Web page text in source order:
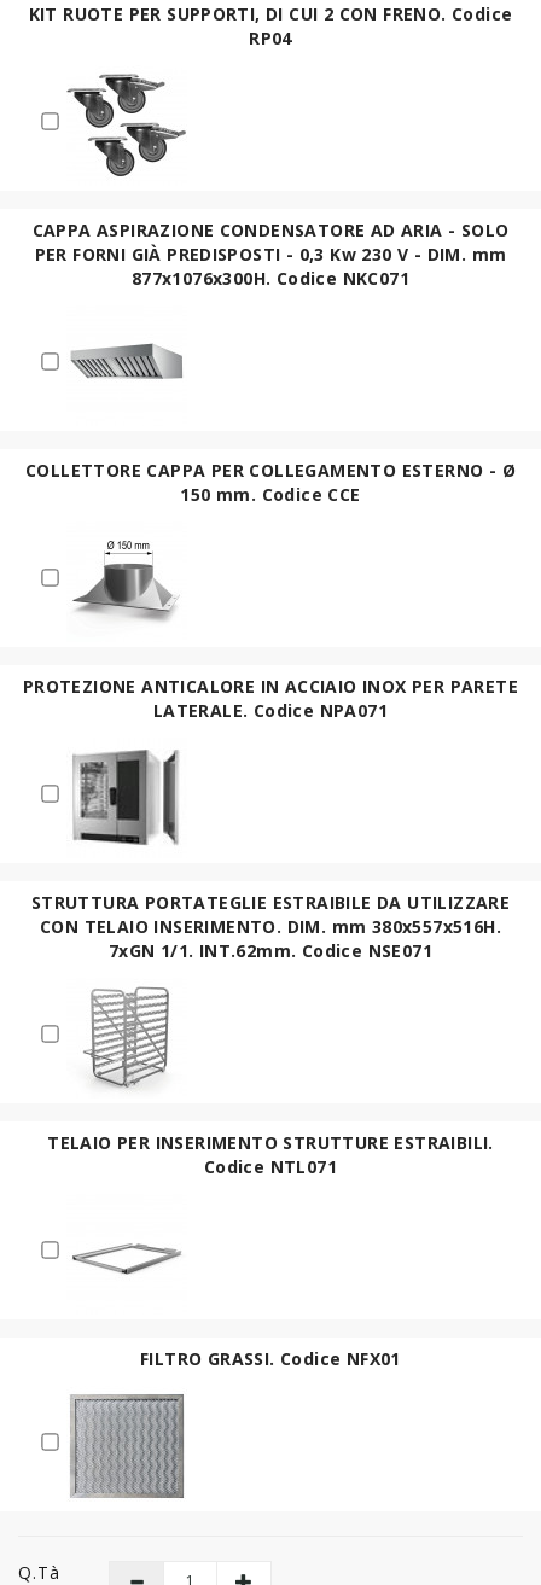
KIT RUOTE PER SUPPORTI, DI CUI 2 CON FRENO. Codice
RP04
CAPPA ASPIRAZIONE CONDENSATORE AD ARIA - SOLO
PER FORNI GIÀ PREDISPOSTI - 0,3 Kw 230 V - DIM. mm
877x1076x300H. Codice NKC071
COLLETTORE CAPPA PER COLLEGAMENTO ESTERNO - Ø
150 mm. Codice CCE
PROTEZIONE ANTICALORE IN ACCIAIO INOX PER PARETE
LATERALE. Codice NPA071
STRUTTURA PORTATEGLIE ESTRAIBILE DA UTILIZZARE
CON TELAIO INSERIMENTO. DIM. mm 380x557x516H.
7xGN 1/1. INT.62mm. Codice NSE071
TELAIO PER INSERIMENTO STRUTTURE ESTRAIBILI.
Codice NTL071
FILTRO GRASSI. Codice NFX01
Q.tà